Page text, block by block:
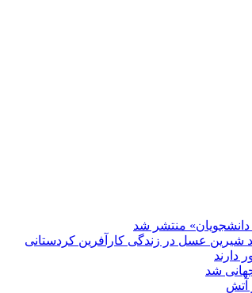
دانشجویان» منتشر شد
شیرین عسل‌ در زندگی کارآفرین کردستانی
دارند
شد
آتش